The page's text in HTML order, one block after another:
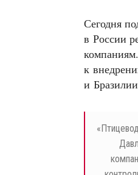
Сегодня
в России
к
и
«